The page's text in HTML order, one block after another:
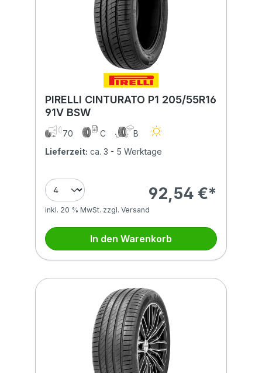
PIRELLI CINTURATO P1 205/55R16
91V BSW
70 C
B
Lieferzeit: ca. 3 - 5 Werktage
92,54 €*
inkl. 20 % MwSt. zzgl. Versand
In den Warenkorb